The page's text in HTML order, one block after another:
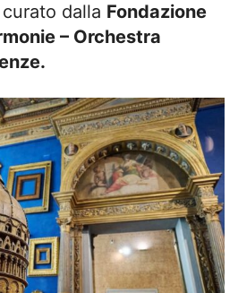
dalla Fondazione
– Orchestra